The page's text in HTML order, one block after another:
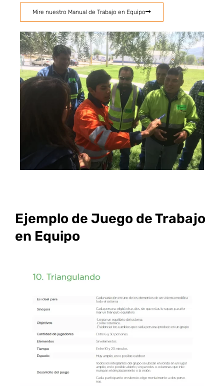
Mire nuestro Manual de Trabajo en Equipo
Ejemplo de Juego de Trabajo
en Equipo